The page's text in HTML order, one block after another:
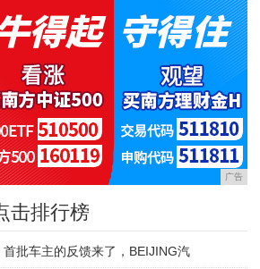
广告
击排行榜
首批车主的反馈来了，BEIJING汽